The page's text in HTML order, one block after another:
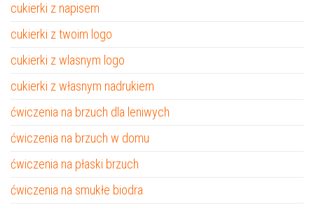
cukierki z napisem
cukierki z twoim logo
cukierki z wlasnym logo
cukierki z własnym nadrukiem
ćwiczenia na brzuch dla leniwych
ćwiczenia na brzuch w domu
ćwiczenia na płaski brzuch
ćwiczenia na smukłe biodra